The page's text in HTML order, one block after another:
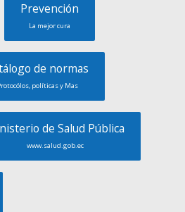
Prevención
La mejor cura
de normas
políticas y Mas
de Salud Pública
www.salud.gob.ec